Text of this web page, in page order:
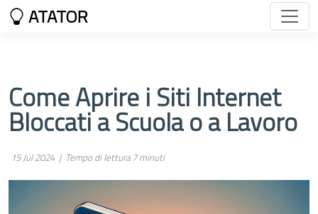
ATATOR
Come Aprire i Siti Internet
Bloccati a Scuola o a Lavoro
15 Jul 2024 | Tempo di lettura 7 minuti